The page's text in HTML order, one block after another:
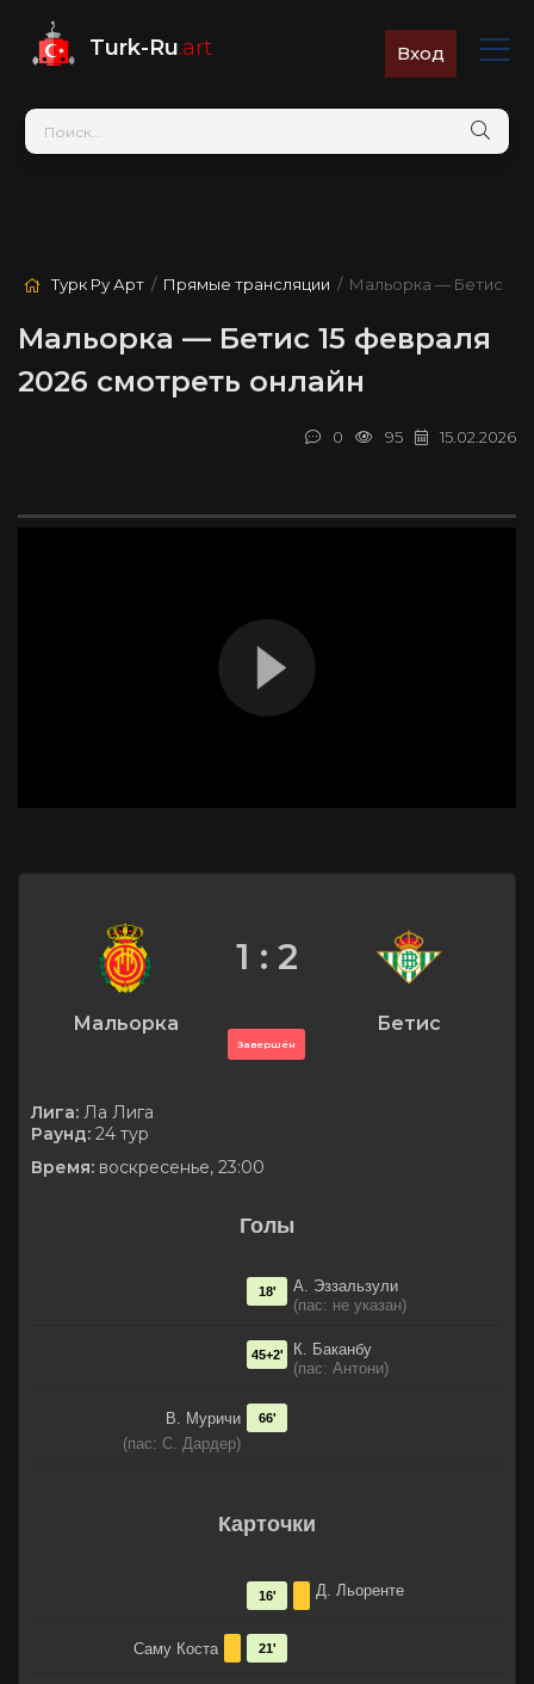
Turk-Ru.art Вход
Турк Ру Арт / Прямые трансляции / Мальорка — Бетис
Мальорка — Бетис 15 февраля
2026 смотреть онлайн
15.02.2026
95
0
Мальорка
1 : 2
Завершён
Бетис
Лига: Ла Лига
Раунд: 24 тур
Время: воскресенье, 23:00
Голы
А. Эззальзули
(пас: не указан)
18'
К. Баканбу
(пас: Антони)
45+2'
В. Муричи
(пас: С. Дардер)
66'
Карточки
Д. Льоренте
16'
Саму Коста 21'